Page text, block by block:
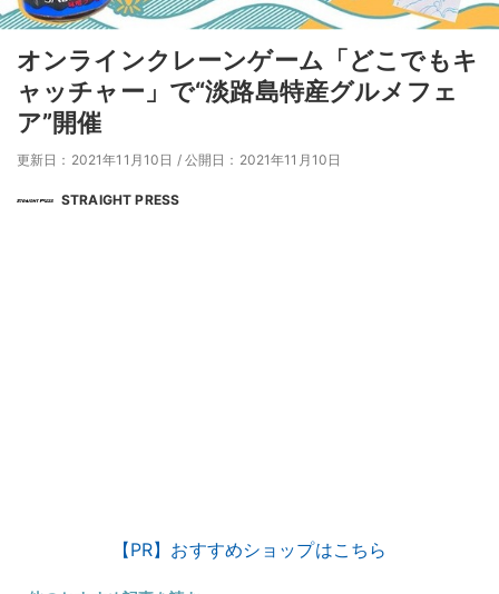
オンラインクレーンゲーム「どこでもキ
ャッチャー」で“淡路島特産グルメフェ
ア”開催
更新日：2021年11月10日 / 公開日：2021年11月10日
STRAIGHT PRESS
【PR】おすすめショップはこちら